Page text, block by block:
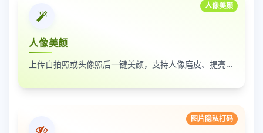
人像美颜
人像美颜
上传自拍照或头像照后一键美颜，支持人像磨皮、提亮和美颜强度调节，适合人物照片快速优化
图片隐私打码